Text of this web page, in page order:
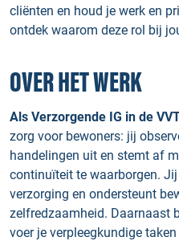
cliënten en houd je werk en
ontdek waarom deze rol bij
OVER HET WERK
Als Verzorgende IG in de
zorg voor bewoners: jij
handelingen uit en stemt af
continuïteit te waarborgen.
verzorging en ondersteunt
zelfredzaamheid. Daarnaast
voer je verpleegkundige